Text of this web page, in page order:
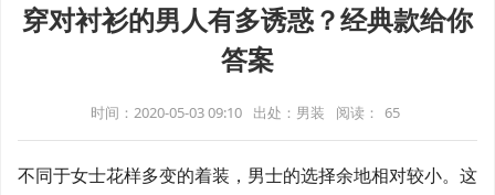
穿对衬衫的男人有多诱惑？经典款给你
答案
时间：2020-05-03 09:10 出处：男装 阅读： 65
不同于女士花样多变的着装，男士的选择余地相对较小。这